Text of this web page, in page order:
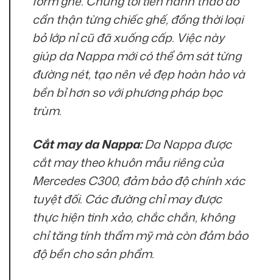
cẩn thận từng chiếc ghế, đồng thời loại
bỏ lớp nỉ cũ đã xuống cấp. Việc này
giúp da Nappa mới có thể ôm sát từng
đường nét, tạo nên vẻ đẹp hoàn hảo và
bền bỉ hơn so với phương pháp bọc
trùm.
Cắt may da Nappa:Da Nappa được
cắt may theo khuôn mẫu riêng của
Mercedes C300, đảm bảo độ chính xác
tuyệt đối. Các đường chỉ may được
thực hiện tinh xảo, chắc chắn, không
chỉ tăng tính thẩm mỹ mà còn đảm bảo
độ bền cho sản phẩm.